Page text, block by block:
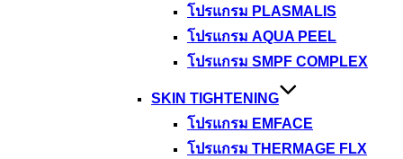
โปรแกรม PLASMALIS
โปรแกรม AQUA PEEL
โปรแกรม SMPF COMPLEX
SKIN TIGHTENING
โปรแกรม EMFACE
โปรแกรม THERMAGE FLX